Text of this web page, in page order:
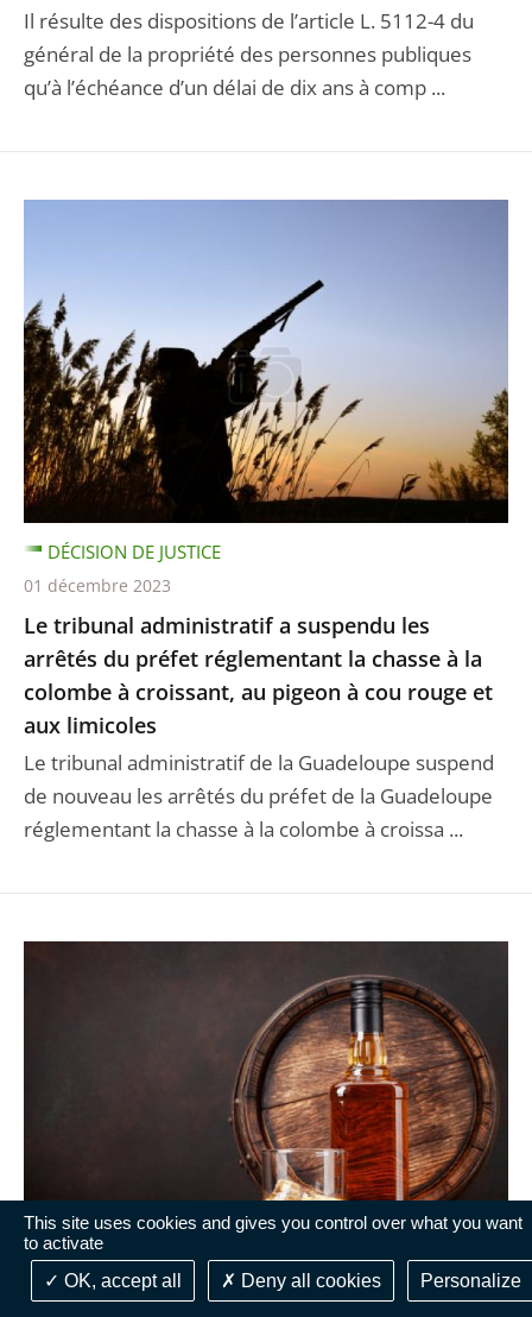
This site uses cookies and gives you control over what you want
to activate
OK, accept all
Deny all cookies Personalize
Il résulte des dispositions de l’article L. 5112-4 du
général de la propriété des personnes publiques
qu’à l’échéance d’un délai de dix ans à comp ...
Le tribunal administratif a suspendu les
arrêtés du préfet réglementant la chasse à la
colombe à croissant, au pigeon à cou rouge et
aux limicoles
Le tribunal administratif de la Guadeloupe suspend
de nouveau les arrêtés du préfet de la Guadeloupe
réglementant la chasse à la colombe à croissa ...
DÉCISION DE JUSTICE
01 décembre 2023
DÉCISION DE JUSTICE